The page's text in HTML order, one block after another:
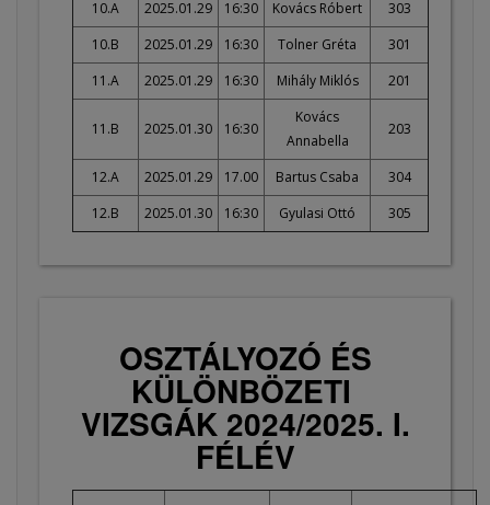
10.A 2025.01.29 16:30 Kovács Róbert
303
10.B
2025.01.29 16:30 Tolner Gréta
301
11.A
2025.01.29 16:30 Mihály Miklós 201
11.B 2025.01.30 16:30
Kovács
Annabella
203
12.A 2025.01.29 17.00 Bartus Csaba
304
12.B
2025.01.30 16:30 Gyulasi Ottó 305
OSZTÁLYOZÓ ÉS
KÜLÖNBÖZETI
VIZSGÁK 2024/2025. I.
FÉLÉV